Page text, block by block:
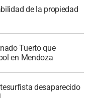
de la propiedad
Tuerto que
en Mendoza
desaparecido